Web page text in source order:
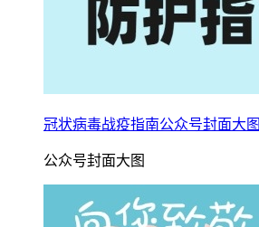
冠状病毒战疫指南公众号封面大图
公众号封面大图